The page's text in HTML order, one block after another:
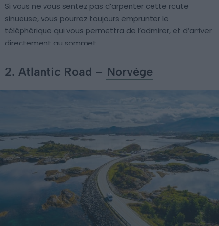
Si vous ne vous sentez pas d’arpenter cette route
sinueuse, vous pourrez toujours emprunter le
téléphérique qui vous permettra de l’admirer, et d’arriver
directement au sommet.
2. Atlantic Road – Norvège